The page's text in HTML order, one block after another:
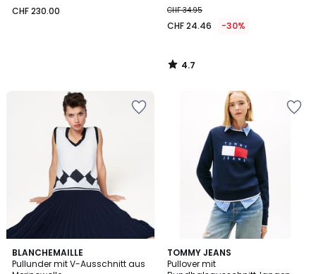
CHF 230.00
CHF 34.95
CHF 24.46 -30%
4.7
/
BLANCHEMAILLE
Pullunder mit V-Ausschnitt aus
TOMMY JEANS
Pullover mit